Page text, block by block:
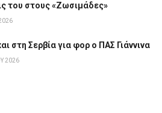
του στους «Ζωσιμάδες»
στη Σερβία για φορ ο ΠΑΣ Γιάννινα
2026